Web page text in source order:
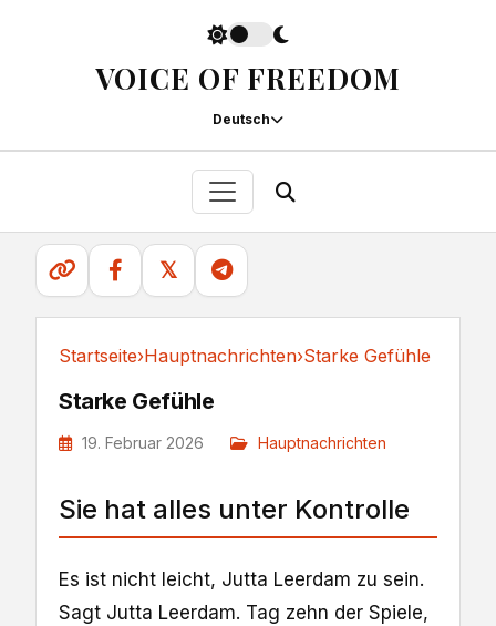
VOICE OF FREEDOM
Deutsch
𝕏
Startseite›Hauptnachrichten›Starke Gefühle
Starke Gefühle
19. Februar 2026 Hauptnachrichten
Sie hat alles unter Kontrolle
Es ist nicht leicht, Jutta Leerdam zu sein.
Sagt Jutta Leerdam. Tag zehn der Spiele,